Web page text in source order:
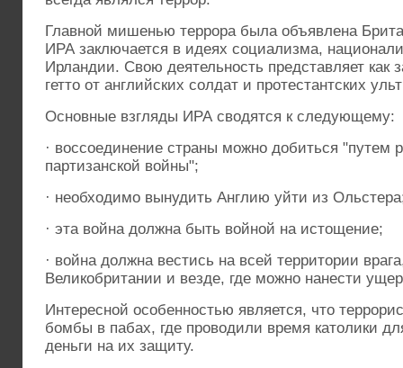
Главной мишенью террора была объявлена
ИРА заключается в идеях социализма,
Ирландии. Свою деятельность представляет как
гетто от английских солдат и протестантских
Основные взгляды ИРА сводятся к следующему:
· воссоединение страны можно добиться "путем
партизанской войны";
· необходимо вынудить Англию уйти из
· эта война должна быть войной на истощение;
· война должна вестись на всей территории
Великобритании и везде, где можно нанести
Интересной особенностью является, что
бомбы в пабах, где проводили время католики
деньги на их защиту.